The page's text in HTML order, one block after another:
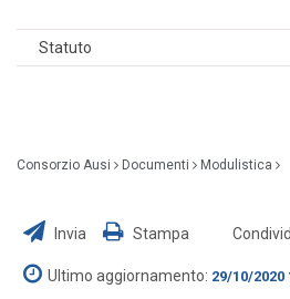
Statuto
Consorzio Ausi Documenti Modulistica
Invia Stampa
Ultimo aggiornamento: 29/10/2020